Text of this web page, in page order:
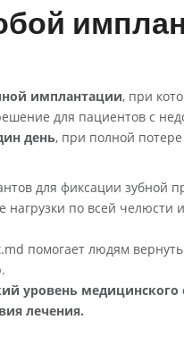
имплантации, при
для пациентов с
день, при полной потере
для фиксации зубной
по всей челюсти
помогает людям
уровень медицинского
лечения.